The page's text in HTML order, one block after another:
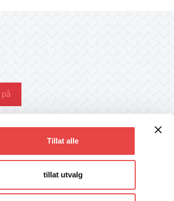
Tillat alle
tillat utvalg